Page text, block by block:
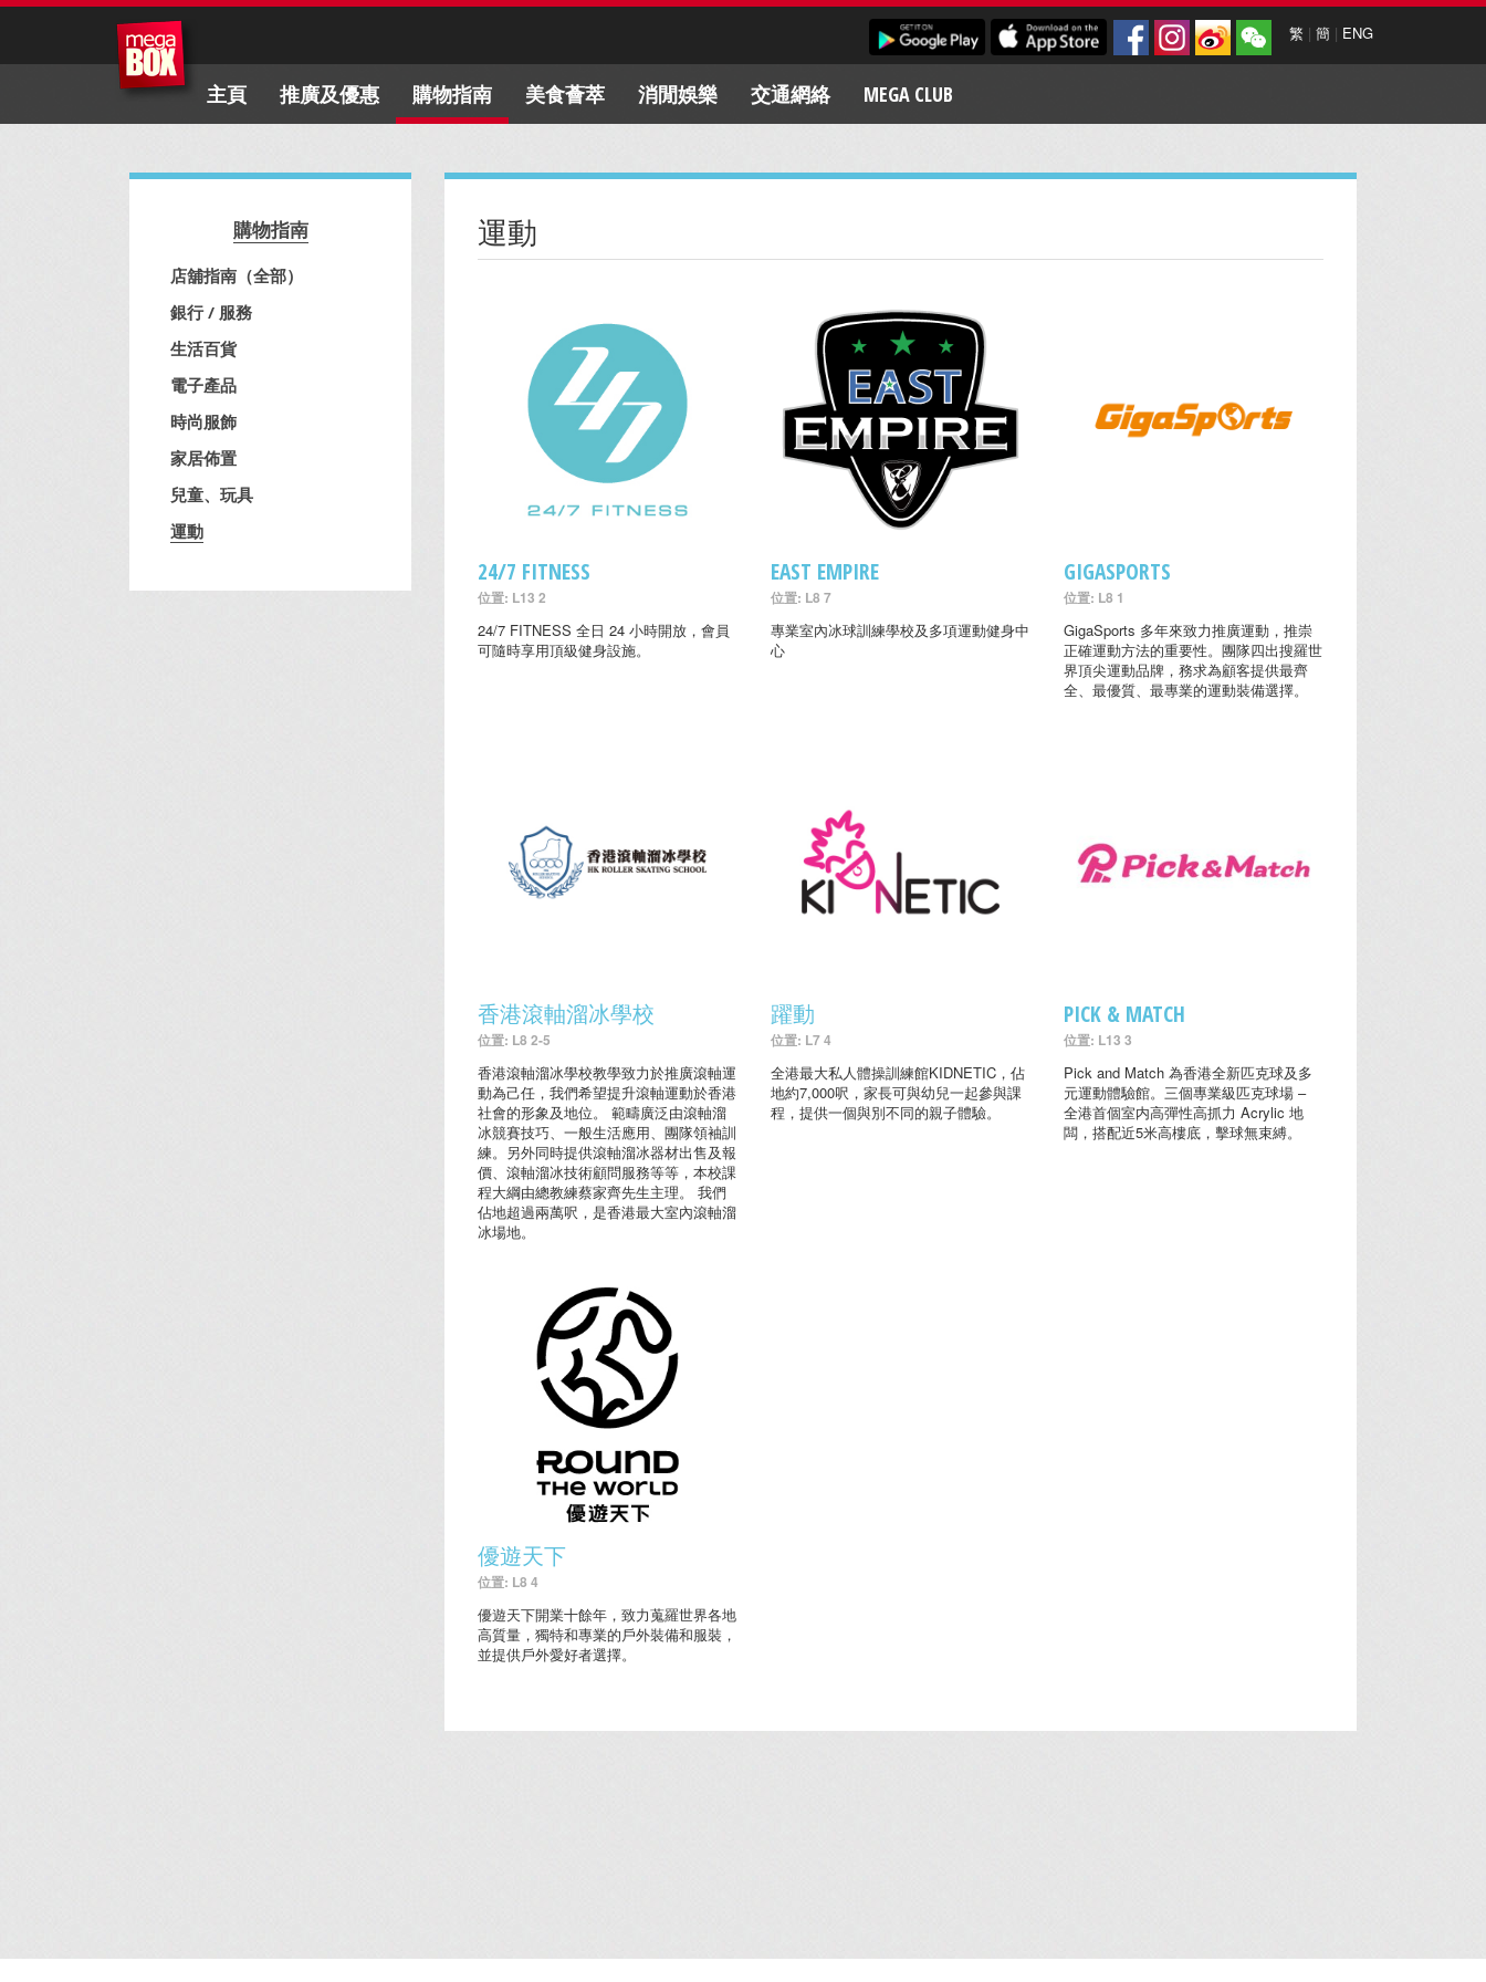
繁 | 簡 | ENG
主頁 推廣及優惠 購物指南 美食薈萃 消閒娛樂 交通網絡 MEGA CLUB
購物指南
店舖指南（全部）
銀行 / 服務
生活百貨
電子產品
時尚服飾
家居佈置
兒童、玩具
運動
運動
24/7 FITNESS
位置: L13 2
24/7 FITNESS 全日 24 小時開放，會員
可隨時享用頂級健身設施。
EAST EMPIRE
位置: L8 7
專業室內冰球訓練學校及多項運動健身中
心
GIGASPORTS
位置: L8 1
GigaSports 多年來致力推廣運動，推崇
正確運動方法的重要性。團隊四出搜羅世
界頂尖運動品牌，務求為顧客提供最齊
全、最優質、最專業的運動裝備選擇。
香港滾軸溜冰學校
位置: L8 2-5
香港滾軸溜冰學校教學致力於推廣滾軸運
動為己任，我們希望提升滾軸運動於香港
社會的形象及地位。 範疇廣泛由滾軸溜
冰競賽技巧、一般生活應用、團隊領袖訓
練。另外同時提供滾軸溜冰器材出售及報
價、滾軸溜冰技術顧問服務等等，本校課
程大綱由總教練蔡家齊先生主理。 我們
佔地超過兩萬呎，是香港最大室內滾軸溜
冰場地。
躍動
位置: L7 4
全港最大私人體操訓練館KIDNETIC，佔
地約7,000呎，家長可與幼兒一起參與課
程，提供一個與別不同的親子體驗。
PICK & MATCH
位置: L13 3
Pick and Match 為香港全新匹克球及多
元運動體驗館。三個專業級匹克球場 –
全港首個室内高彈性高抓力 Acrylic 地
闆，搭配近5米高樓底，擊球無束縛。
優遊天下
位置: L8 4
優遊天下開業十餘年，致力蒐羅世界各地
高質量，獨特和專業的戶外裝備和服裝，
並提供戶外愛好者選擇。